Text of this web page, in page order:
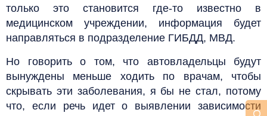
только это становится где-то известно в
медицинском учреждении, информация будет
направляться в подразделение ГИБДД, МВД.
Но говорить о том, что автовладельцы будут
вынуждены меньше ходить по врачам, чтобы
скрывать эти заболевания, я бы не стал, потому
что, если речь идет о выявлении зависимости